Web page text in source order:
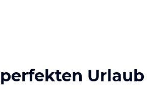
Urlaub